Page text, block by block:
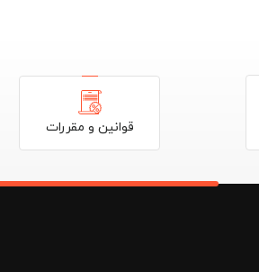
این دی وی دی های آموزشی از سالدهم
و مثال های کتاب درسی ، ارائه پاسخ
قوانین و مقررات